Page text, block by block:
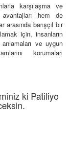
karşılaşma ve
hem de
barışçıl bir
için, insanların
anlamaları ve uygun
korumaları
ki Patiliyo